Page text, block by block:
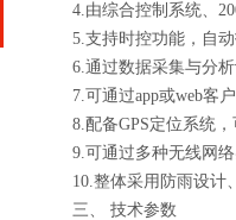
4.由综合控制系统、
5.支持时控功能，自动
6.通过数据采集与分析
7.可通过app或web客户
8.配备GPS定位系统，
9.可通过多种无线网络
10.整体采用防雨设计
三、 技术参数